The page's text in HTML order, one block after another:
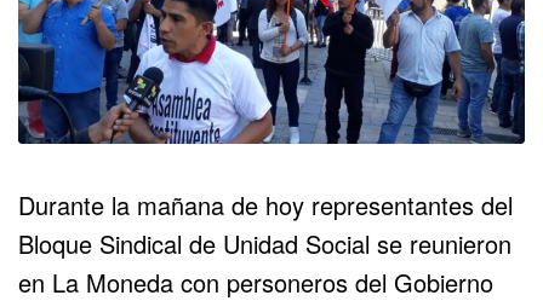
Durante la mañana de hoy representantes del
Bloque Sindical de Unidad Social se reunieron
en La Moneda con personeros del Gobierno